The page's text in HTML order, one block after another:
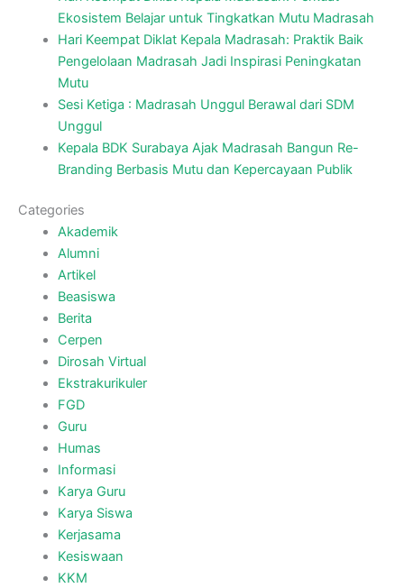
Ekosistem Belajar untuk Tingkatkan Mutu Madrasah
Hari Keempat Diklat Kepala Madrasah: Praktik Baik
Pengelolaan Madrasah Jadi Inspirasi Peningkatan
Mutu
Sesi Ketiga : Madrasah Unggul Berawal dari SDM
Unggul
Kepala BDK Surabaya Ajak Madrasah Bangun Re-
Branding Berbasis Mutu dan Kepercayaan Publik
Categories
Akademik
Alumni
Artikel
Beasiswa
Berita
Cerpen
Dirosah Virtual
Ekstrakurikuler
FGD
Guru
Humas
Informasi
Karya Guru
Karya Siswa
Kerjasama
Kesiswaan
KKM